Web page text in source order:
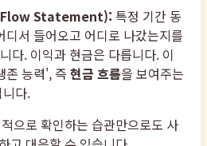
Flow Statement): 특정 기간 동
디서 들어오고 어디로 나갔는지를
다. 이익과 현금은 다릅니다. 이
존 능력', 즉 현금 흐름을 보여주는
다.
으로 확인하는 습관만으로도 사